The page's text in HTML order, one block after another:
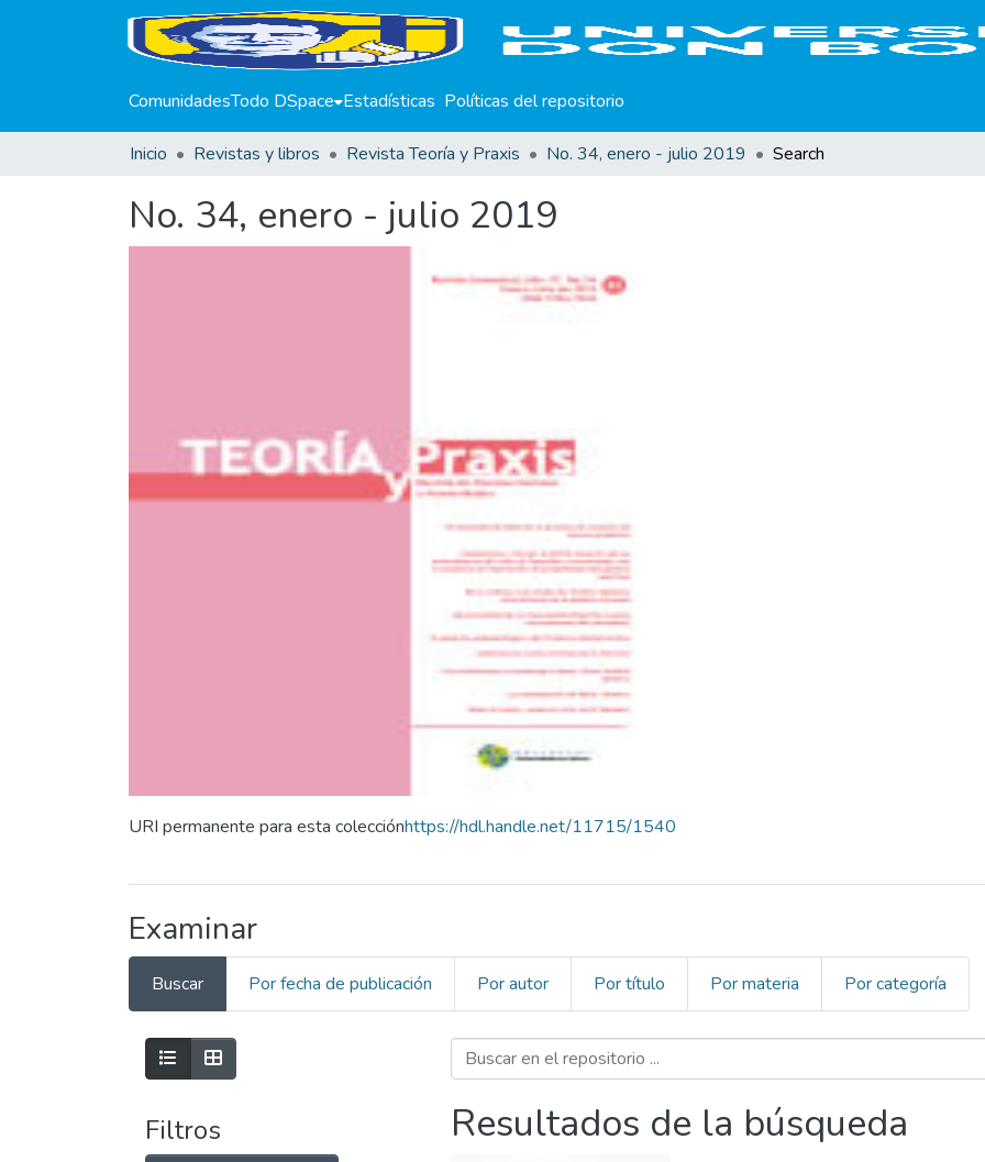
ComunidadesTodo DSpace Estadísticas Políticas del repositorio
Inicio Revistas y libros Revista Teoría y Praxis No. 34, enero - julio 2019 Search
No. 34, enero - julio 2019
URI permanente para esta colecciónhttps://hdl.handle.net/11715/1540
Examinar
Buscar Por fecha de publicación Por autor Por título Por materia Por categoría
Filtros Resultados de la búsqueda